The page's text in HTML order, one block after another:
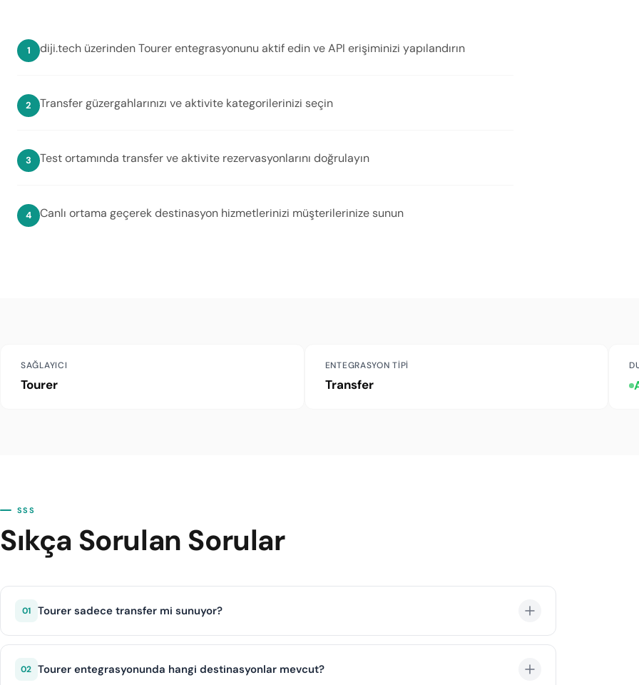
diji.tech üzerinden Tourer entegrasyonunu aktif edin ve API erişiminizi yapılandırın
Transfer güzergahlarınızı ve aktivite kategorilerinizi seçin
Test ortamında transfer ve aktivite rezervasyonlarını doğrulayın
Canlı ortama geçerek destinasyon hizmetlerinizi müşterilerinize sunun
SAĞLAYICI
Tourer
ENTEGRASYON TIPI
Transfer
SSS
Sıkça Sorulan Sorular
01 Tourer sadece transfer mi sunuyor?
Hayır, Tourer transfer hizmetlerinin yanı sıra günlük turlar, aktiviteler ve deneyimler de sunar. Tek
02 Tourer entegrasyonunda hangi destinasyonlar mevcut?